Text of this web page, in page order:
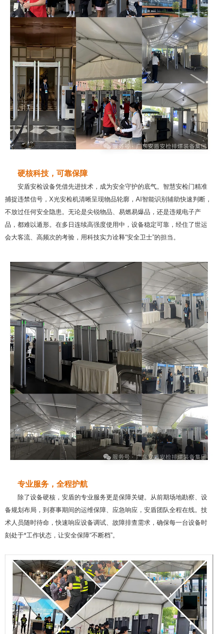
硬核科技，可靠保障
安盾安检设备凭借先进技术，成为安全守护的底气。智慧安检门精准
捕捉违禁信号，X光安检机清晰呈现物品轮廓，AI智能识别辅助快速判断，
不放过任何安全隐患。无论是尖锐物品、易燃易爆品，还是违规电子产
品，都难以遁形。在多日连续高强度使用中，设备稳定可靠，经住了世运
会大客流、高频次的考验，用科技实力诠释“安全卫士”的担当。
专业服务，全程护航
除了设备硬核，安盾的专业服务更是保障关键。从前期场地勘察、设
备规划布局，到赛事期间的运维保障、应急响应，安盾团队全程在线。技
术人员随时待命，快速响应设备调试、故障排查需求，确保每一台设备时
刻处于*工作状态，让安全保障“不断档”。